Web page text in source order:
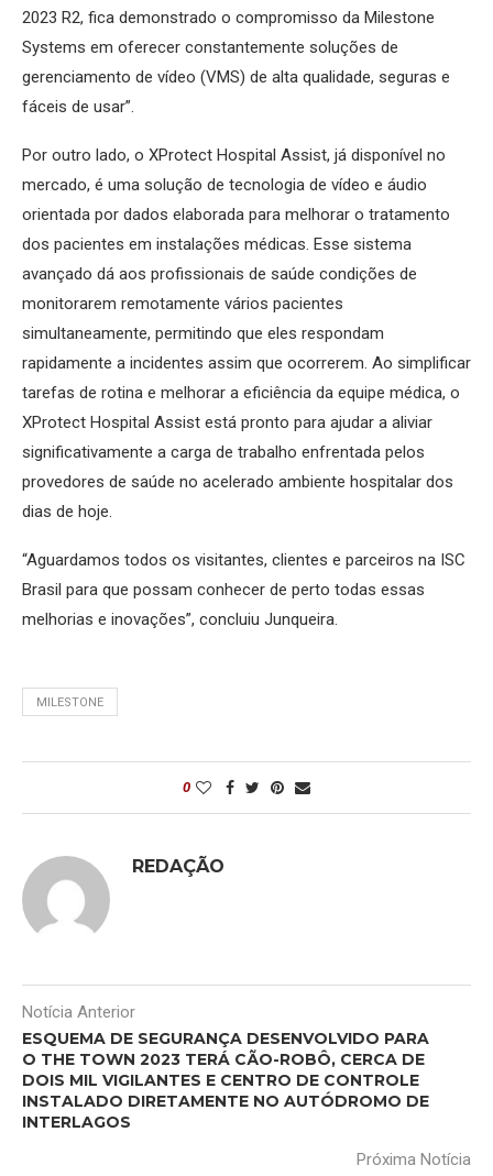
2023 R2, fica demonstrado o compromisso da Milestone
Systems em oferecer constantemente soluções de
gerenciamento de vídeo (VMS) de alta qualidade, seguras e
fáceis de usar”.
Por outro lado, o XProtect Hospital Assist, já disponível no
mercado, é uma solução de tecnologia de vídeo e áudio
orientada por dados elaborada para melhorar o tratamento
dos pacientes em instalações médicas. Esse sistema
avançado dá aos profissionais de saúde condições de
monitorarem remotamente vários pacientes
simultaneamente, permitindo que eles respondam
rapidamente a incidentes assim que ocorrerem. Ao simplificar
tarefas de rotina e melhorar a eficiência da equipe médica, o
XProtect Hospital Assist está pronto para ajudar a aliviar
significativamente a carga de trabalho enfrentada pelos
provedores de saúde no acelerado ambiente hospitalar dos
dias de hoje.
“Aguardamos todos os visitantes, clientes e parceiros na ISC
Brasil para que possam conhecer de perto todas essas
melhorias e inovações”, concluiu Junqueira.
MILESTONE
0
REDAÇÃO
Notícia Anterior
ESQUEMA DE SEGURANÇA DESENVOLVIDO PARA
O THE TOWN 2023 TERÁ CÃO-ROBÔ, CERCA DE
DOIS MIL VIGILANTES E CENTRO DE CONTROLE
INSTALADO DIRETAMENTE NO AUTÓDROMO DE
INTERLAGOS
Próxima Notícia